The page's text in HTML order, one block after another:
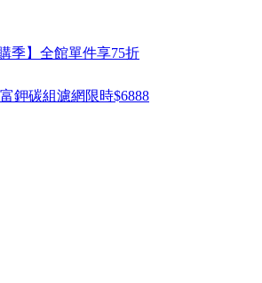
季】全館單件享75折
鉀碳組濾網限時$6888